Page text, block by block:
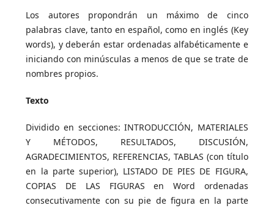
Los autores propondrán un máximo de cinco
palabras clave, tanto en español, como en inglés (Key
words), y deberán estar ordenadas alfabéticamente e
iniciando con minúsculas a menos de que se trate de
nombres propios.
Texto
Dividido en secciones: INTRODUCCIÓN, MATERIALES
Y MÉTODOS, RESULTADOS, DISCUSIÓN,
AGRADECIMIENTOS, REFERENCIAS, TABLAS (con título
en la parte superior), LISTADO DE PIES DE FIGURA,
COPIAS DE LAS FIGURAS en Word ordenadas
consecutivamente con su pie de figura en la parte